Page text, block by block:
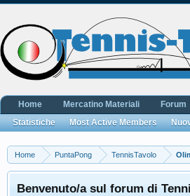
Home PuntaPong TennisTavolo
Benvenuto/a sul forum di
Home Mercatino Materiali Forum
Statistiche
Most Active Members